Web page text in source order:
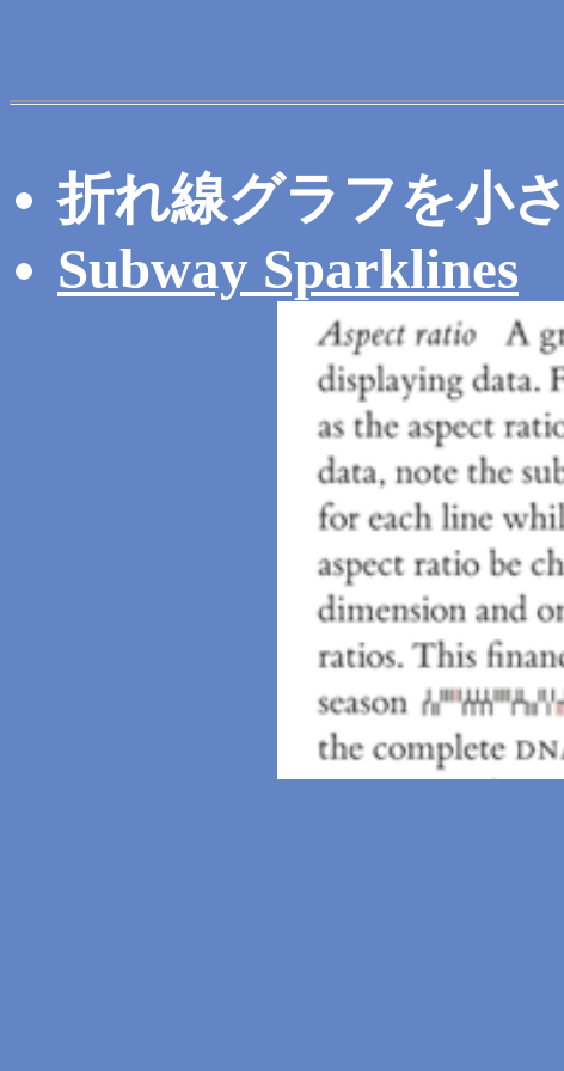
折れ線グラフを小
Subway Sparklines